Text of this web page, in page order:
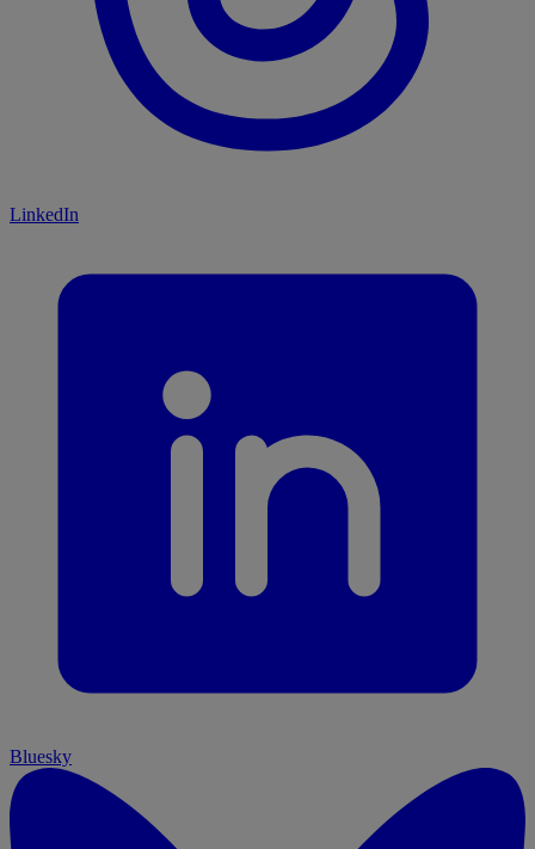
LinkedIn
Bluesky